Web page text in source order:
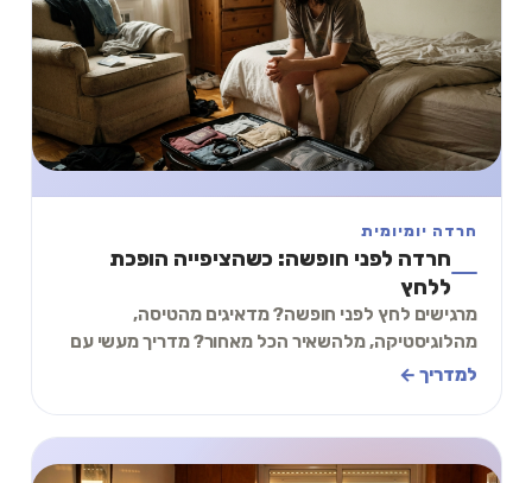
חרדה יומיומית
חרדה לפני חופשה: כשהציפייה הופכת
ללחץ
מרגישים לחץ לפני חופשה? מדאיגים מהטיסה,
מהלוגיסטיקה, מלהשאיר הכל מאחור? מדריך מעשי עם
תרגיל של 2 דקות להתמודדות עם חרדה לפני נסיעה.
למדריך ←